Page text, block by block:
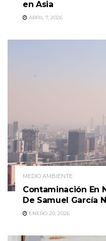
en Asia
ABRIL 7, 2026
MEDIO AMBIENTE
Contaminación En
De Samuel García
ENERO 20, 2026